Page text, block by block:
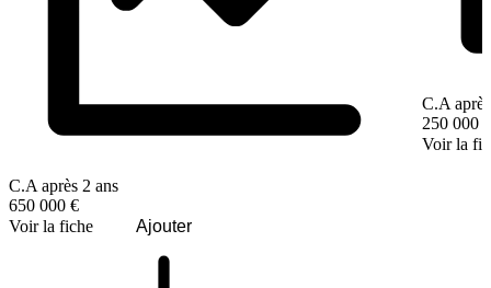
C.A après 2 ans
650 000 €
Voir la fiche
Ajouter
C.A
250 000 €
Voir la